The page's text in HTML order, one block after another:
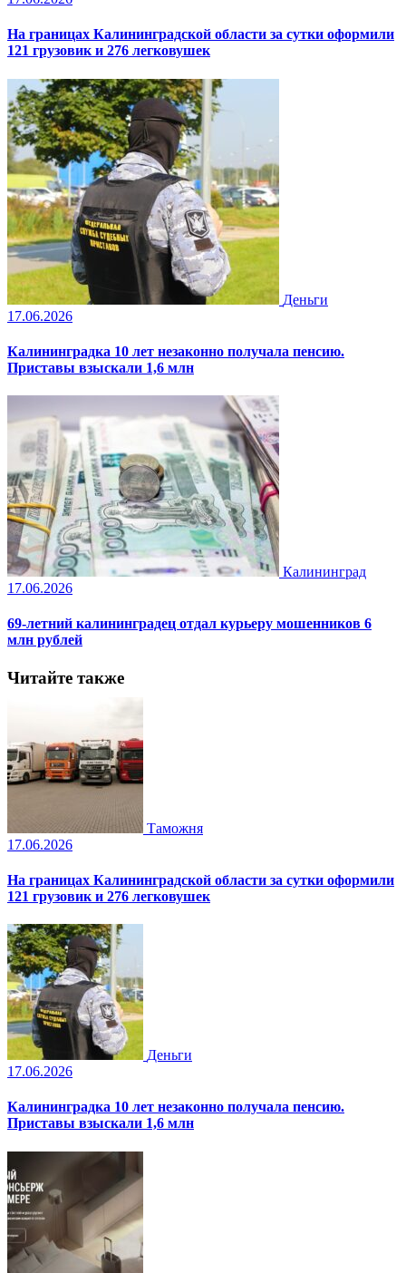
На границах Калининградской области за сутки оформили
121 грузовик и 276 легковушек
Деньги
17.06.2026
Калининградка 10 лет незаконно получала пенсию.
Приставы взыскали 1,6 млн
Калининград
17.06.2026
69-летний калининградец отдал курьеру мошенников 6
млн рублей
Читайте также
Таможня
17.06.2026
На границах Калининградской области за сутки оформили
121 грузовик и 276 легковушек
Деньги
17.06.2026
Калининградка 10 лет незаконно получала пенсию.
Приставы взыскали 1,6 млн